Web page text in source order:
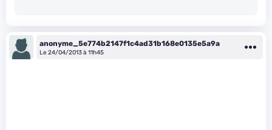
anonyme_5e774b2147f1c4ad31b168e0135e5a9a
Le 24/04/2013 à 11h45